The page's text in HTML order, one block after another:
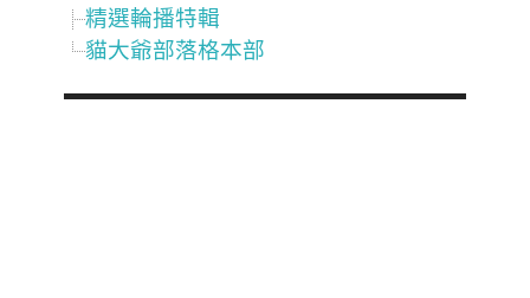
精選輪播特輯
貓大爺部落格本部